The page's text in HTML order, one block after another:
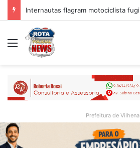
Menu
Prefeitura de Vilhena